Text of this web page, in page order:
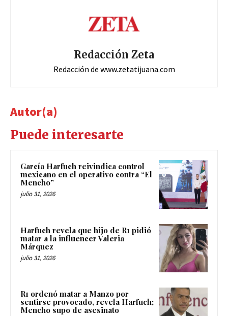
Redacción Zeta
Redacción de www.zetatijuana.com
Autor(a)
Puede interesarte
García Harfuch reivindica control
mexicano en el operativo contra “El
Mencho”
julio 31, 2026
Harfuch revela que hijo de R1 pidió
matar a la influencer Valeria
Márquez
julio 31, 2026
R1 ordenó matar a Manzo por
sentirse provocado, revela Harfuch;
Mencho supo de asesinato